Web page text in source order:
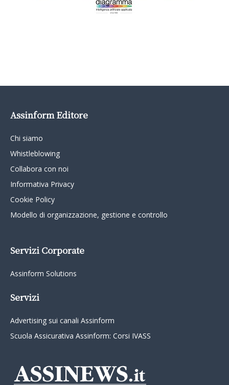
Assinform Editore
Chi siamo
Whistleblowing
Collabora con noi
Informativa Privacy
Cookie Policy
Modello di organizzazione, gestione e controllo
Servizi Corporate
Assinform Solutions
Servizi
Advertising sui canali Assinform
Scuola Assicurativa Assinform: Corsi IVASS